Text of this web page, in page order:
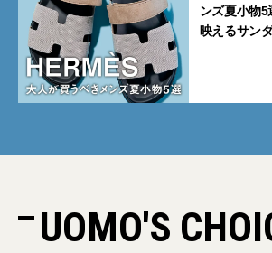
ンズ夏小物5
映えるサン
UOMO'S